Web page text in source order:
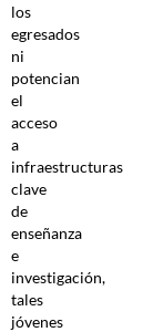
los
egresados
ni
potencian
el
acceso
a
infraestructuras
clave
de
enseñanza
e
investigación,
tales
jóvenes